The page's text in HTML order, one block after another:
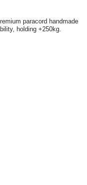
paracord handmade
holding +250kg.